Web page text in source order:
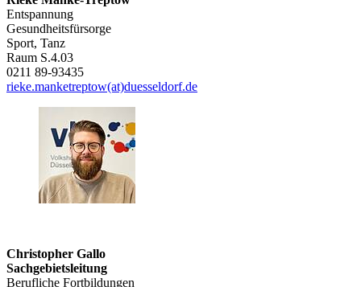
Entspannung
Gesundheitsfürsorge
Sport, Tanz
Raum S.4.03
0211 89-93435
rieke.manketreptow(at)duesseldorf.de
Christopher Gallo
Sachgebietsleitung
Berufliche Fortbildungen